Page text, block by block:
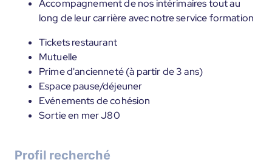
Accompagnement de nos intérimaires tout au
long de leur carrière avec notre service formation
Tickets restaurant
Mutuelle
Prime d'ancienneté (à partir de 3 ans)
Espace pause/déjeuner
Evénements de cohésion
Sortie en mer J80
Profil recherché